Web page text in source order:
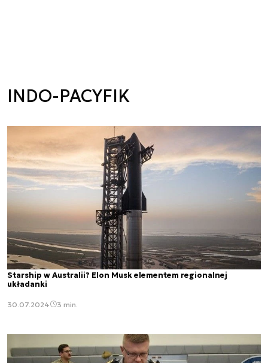
INDO-PACYFIK
Starship w Australii? Elon Musk elementem regionalnej
układanki
30.07.2024 3 min.